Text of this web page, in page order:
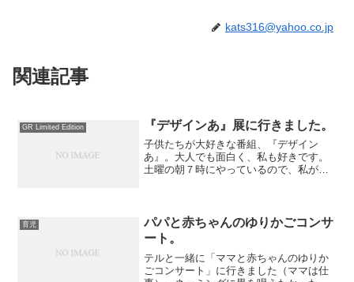
kats316@yahoo.co.jp
関連記事
GR Limited Edition 『デザインあ』展に行きました。
子供たちが大好きな番組、『デザイン
あ』。大人でも面白く、私も好きです。
土曜の朝７時にやっているので、私が寝
念と思っていたところ、山梨...
育児
パパと赤ちゃんのゆりかごコンサ
ート。
テルと一緒に「ママと赤ちゃんのゆりか
ごコンサート」に行きました（ママは仕